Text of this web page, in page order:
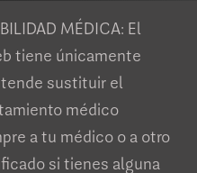
MÉDICA: El
tiene únicamente
sustituir el
médico
a tu médico o a otro
si tienes alguna
sitio web, proporcionan
Google Analytics es anónima,
clic en Aceptar, das tu
, a menos que hayas
de tu navegador. No